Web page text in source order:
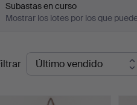
Subastas en curso
Mostrar los lotes por los que
Precios